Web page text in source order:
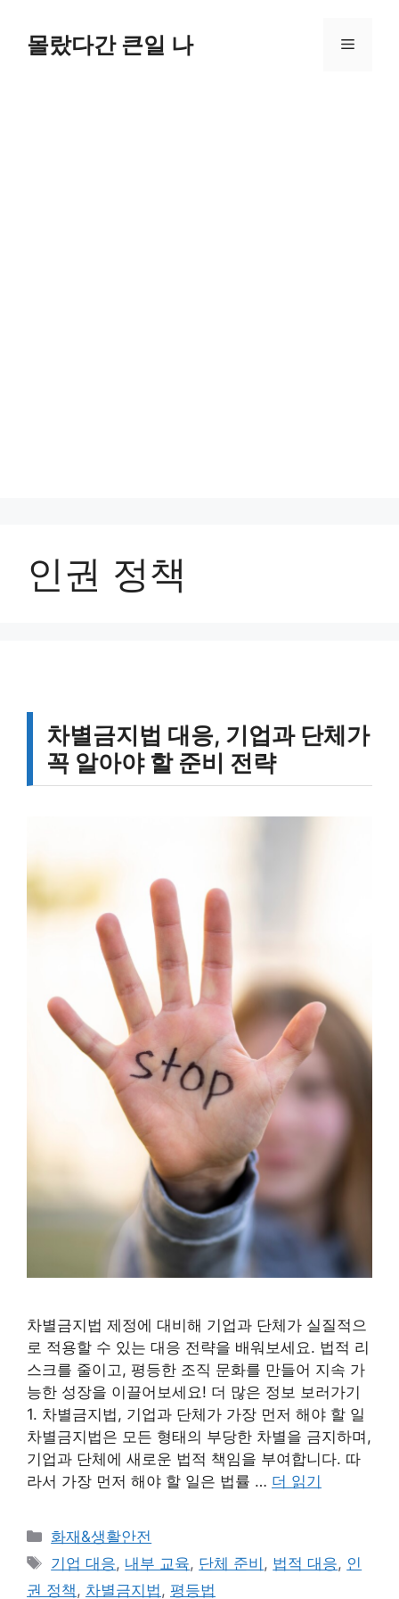
몰랐다간 큰일 나 메
인권 정책
차별금지법 대응, 기업과 단체가
꼭 알아야 할 준비 전략
차별금지법 제정에 대비해 기업과 단체가 실질적으
로 적용할 수 있는 대응 전략을 배워보세요. 법적 리
스크를 줄이고, 평등한 조직 문화를 만들어 지속 가
능한 성장을 이끌어보세요! 더 많은 정보 보러가기
1. 차별금지법, 기업과 단체가 가장 먼저 해야 할 일
차별금지법은 모든 형태의 부당한 차별을 금지하며,
기업과 단체에 새로운 법적 책임을 부여합니다. 따
라서 가장 먼저 해야 할 일은 법률 … 더 읽기
카
테
화재&생활안전
태
그
기업 대응, 내부 교육, 단체 준비 , 법적 대응, 인
권 정책, 차별금지법, 평등법